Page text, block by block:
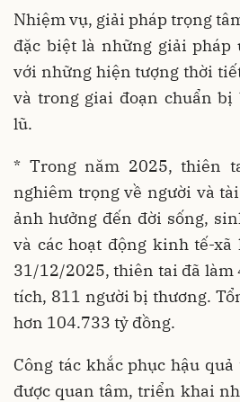
Nhiệm vụ, giải pháp trọng
đặc biệt là những giải pháp
với những hiện tượng thời
và trong giai đoạn chuẩn bị
lũ.
* Trong năm 2025, thiên
nghiêm trọng về người và
ảnh hưởng đến đời sống,
và các hoạt động kinh tế-
31/12/2025, thiên tai đã làm
tích, 811 người bị thương.
hơn 104.733 tỷ đồng.
Công tác khắc phục hậu
được quan tâm, triển khai